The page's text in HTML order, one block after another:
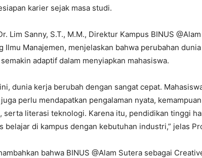
karier sejak masa studi.
Lim Sanny, S.T., M.M., Direktur Kampus BINUS
Ilmu Manajemen, menjelaskan bahwa perubahan
adaptif dalam menyiapkan mahasiswa.
dunia kerja berubah dengan sangat cepat.
perlu mendapatkan pengalaman nyata,
serta literasi teknologi. Karena itu, pendidikan tinggi
belajar di kampus dengan kebutuhan industri,” jelas
bahwa BINUS @Alam Sutera sebagai